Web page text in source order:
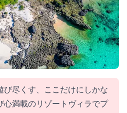
び尽くす、ここだけにしかな
満載のリゾートヴィラでプ